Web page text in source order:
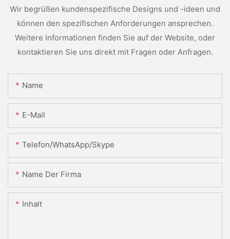
Wir begrüßen kundenspezifische Designs und -ideen und
können den spezifischen Anforderungen ansprechen.
Weitere Informationen finden Sie auf der Website, oder
kontaktieren Sie uns direkt mit Fragen oder Anfragen.
Name
E-Mail
Telefon/WhatsApp/Skype
Name Der Firma
Inhalt